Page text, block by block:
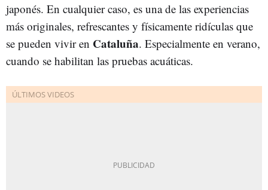
japonés. En cualquier caso, es una de las experiencias
más originales, refrescantes y físicamente ridículas que
se pueden vivir en Cataluña. Especialmente en verano,
cuando se habilitan las pruebas acuáticas.